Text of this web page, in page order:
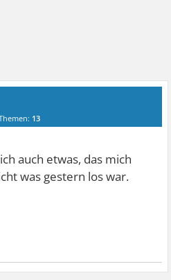
13
auch etwas, das mich
was gestern los war.